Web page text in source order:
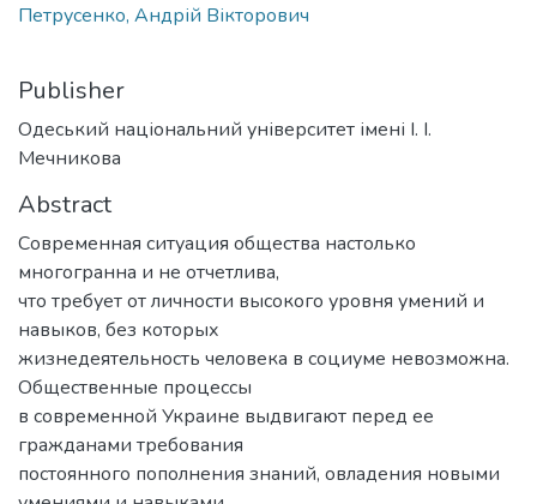
Петрусенко, Андрій Вікторович
Publisher
Одеський національний університет імені І. І.
Мечникова
Abstract
Современная ситуация общества настолько
многогранна и не отчетлива,
что требует от личности высокого уровня умений и
навыков, без которых
жизнедеятельность человека в социуме невозможна.
Общественные процессы
в современной Украине выдвигают перед ее
гражданами требования
постоянного пополнения знаний, овладения новыми